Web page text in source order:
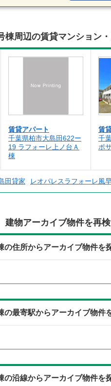
棟周辺の賃貸マンション
賃貸アパート
千葉県柏市大島田622ー
19 ラフォーレ上ノ台Ａ
棟
賃
千
ポ
田貸家 レオパレスラフォーレ風
建物アーカイブ物件を再
の住所からアーカイブ物件を
の最寄駅からアーカイブ物件
の沿線からアーカイブ物件を